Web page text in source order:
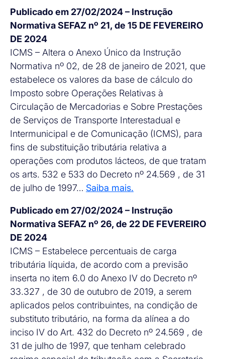
Publicado em 27/02/2024 – Instrução
Normativa SEFAZ nº 21, de 15 DE FEVEREIRO
DE 2024
ICMS – Altera o Anexo Único da Instrução
Normativa nº 02, de 28 de janeiro de 2021, que
estabelece os valores da base de cálculo do
Imposto sobre Operações Relativas à
Circulação de Mercadorias e Sobre Prestações
de Serviços de Transporte Interestadual e
Intermunicipal e de Comunicação (ICMS), para
fins de substituição tributária relativa a
operações com produtos lácteos, de que tratam
os arts. 532 e 533 do Decreto nº 24.569 , de 31
de julho de 1997… Saiba mais.
Publicado em 27/02/2024 – Instrução
Normativa SEFAZ nº 26, de 22 DE FEVEREIRO
DE 2024
ICMS – Estabelece percentuais de carga
tributária líquida, de acordo com a previsão
inserta no item 6.0 do Anexo IV do Decreto nº
33.327 , de 30 de outubro de 2019, a serem
aplicados pelos contribuintes, na condição de
substituto tributário, na forma da alínea a do
inciso IV do Art. 432 do Decreto nº 24.569 , de
31 de julho de 1997, que tenham celebrado